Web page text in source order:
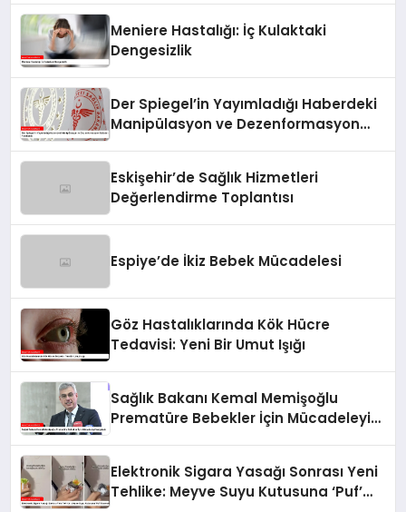
Meniere Hastalığı: İç Kulaktaki
Dengesizlik
Der Spiegel’in Yayımladığı Haberdeki
Manipülasyon ve Dezenformasyon
Eskişehir’de Sağlık Hizmetleri
Değerlendirme Toplantısı
Espiye’de İkiz Bebek Mücadelesi
Göz Hastalıklarında Kök Hücre
Tedavisi: Yeni Bir Umut Işığı
Sağlık Bakanı Kemal Memişoğlu
Prematüre Bebekler İçin Mücadeleyi
Elektronik Sigara Yasağı Sonrası Yeni
Tehlike: Meyve Suyu Kutusuna ‘Puf’